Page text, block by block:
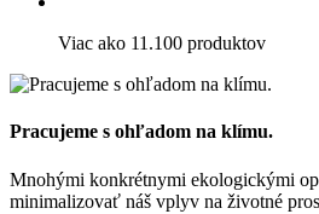
Viac ako 11.100 produktov
Pracujeme s ohľadom na klímu.
Mnohými konkrétnymi ekologickými
minimalizovať náš vplyv na životné